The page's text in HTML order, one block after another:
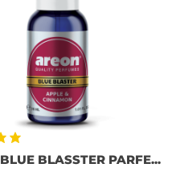
BLASSTER PARFE...